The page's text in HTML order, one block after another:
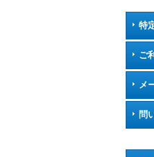
特
ご
メ
問